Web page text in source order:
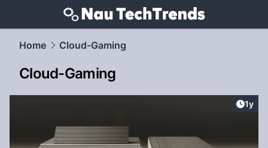
techtrends.NAU.ch
Home Cloud-Gaming
Cloud-Gaming
1y